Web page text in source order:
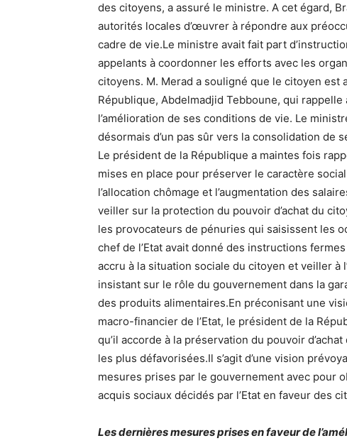
des citoyens, a assuré le ministre. A cet égard,
autorités locales d’œuvrer à répondre aux
cadre de vie.Le ministre avait fait part
appelants à coordonner les efforts avec les
citoyens. M. Merad a souligné que le citoyen
République, Abdelmadjid Tebboune, qui
l’amélioration de ses conditions de vie. Le
désormais d’un pas sûr vers la consolidation de
Le président de la République a maintes fois
mises en place pour préserver le caractère
l’allocation chômage et l’augmentation des
veiller sur la protection du pouvoir d’achat du
les provocateurs de pénuries qui saisissent les
chef de l’Etat avait donné des instructions
accru à la situation sociale du citoyen et veiller à
insistant sur le rôle du gouvernement dans la
des produits alimentaires.En préconisant une
macro-financier de l’Etat, le président de la
qu’il accorde à la préservation du pouvoir
les plus défavorisées.Il s’agit d’une vision
mesures prises par le gouvernement avec pour
acquis sociaux décidés par l’Etat en faveur des
Les dernières mesures prises en faveur de